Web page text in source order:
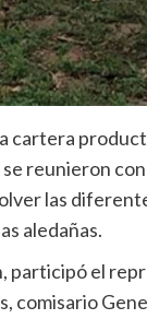
cartera
reunieron
las
aledañas.
participó el
comisario